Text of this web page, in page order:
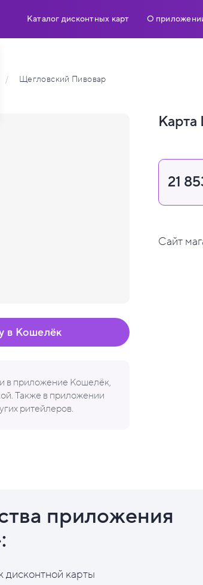
Каталог дисконтных карт О
/ Щегловский Пивовар
в приложение Кошелёк,
Также в приложении
ритейлеров.
в Кошелёк
21
Сайт
приложения
карты